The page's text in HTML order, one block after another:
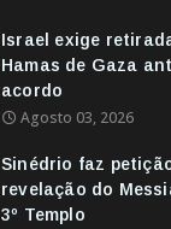
Israel exige
Hamas de Gaza
acordo
Agosto 03, 2026
Sinédrio faz
revelação do
3º Templo